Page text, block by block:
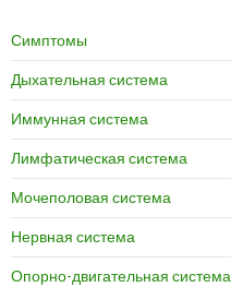
Симптомы
Дыхательная система
Иммунная система
Лимфатическая система
Мочеполовая система
Нервная система
Опорно-двигательная система